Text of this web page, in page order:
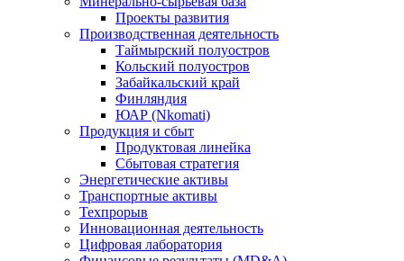
Проекты развития
Производственная деятельность
Таймырский полуостров
Кольский полуостров
Забайкальский край
Финляндия
ЮАР (Nkomati)
Продукция и сбыт
Продуктовая линейка
Сбытовая стратегия
Энергетические активы
Транспортные активы
Техпрорыв
Инновационная деятельность
Цифровая лаборатория